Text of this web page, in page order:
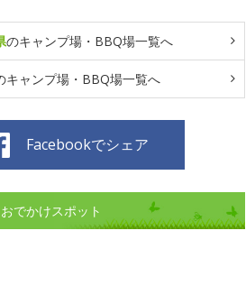
のキャンプ場・BBQ場一覧へ
キャンプ場・BBQ場一覧へ
Facebookでシェア
でかけスポット